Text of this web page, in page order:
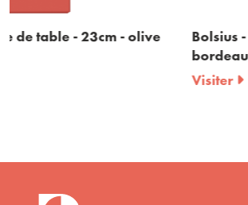
Bolsius - bougie rustique de
bordeaux - en boîte - 9 pièces